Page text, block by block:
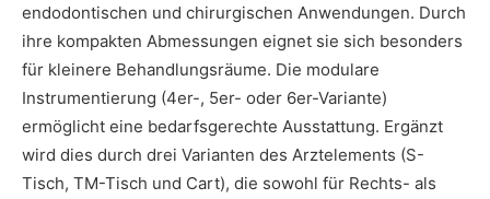
endodontischen und chirurgischen Anwendungen. Durch
ihre kompakten Abmessungen eignet sie sich besonders
für kleinere Behandlungsräume. Die modulare
Instrumentierung (4er-, 5er- oder 6er-Variante)
ermöglicht eine bedarfsgerechte Ausstattung. Ergänzt
wird dies durch drei Varianten des Arztelements (S-
Tisch, TM-Tisch und Cart), die sowohl für Rechts- als